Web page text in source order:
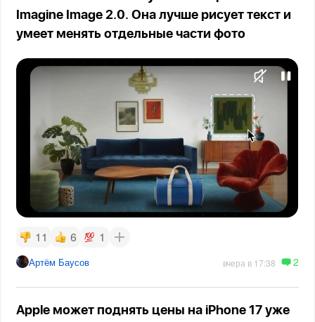
Imagine Image 2.0. Она лучше рисует текст и
умеет менять отдельные части фото
11 6 1
Артём Баусов вчера в 17:38 2
Apple может поднять цены на iPhone 17 уже